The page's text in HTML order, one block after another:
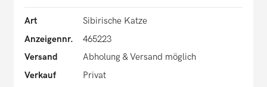
Art
Sibirische Katze
Anzeigennr.
465223
Versand
Abholung & Versand möglich
Verkauf
Privat